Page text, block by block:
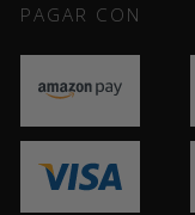
PAGAR CON